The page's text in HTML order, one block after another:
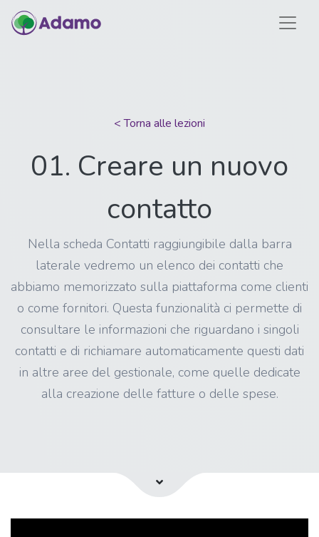
< Torna alle lezioni
01. Creare un nuovo
contatto
Nella scheda Contatti raggiungibile dalla barra
laterale vedremo un elenco dei contatti che
abbiamo memorizzato sulla piattaforma come clienti
o come fornitori. Questa funzionalità ci permette di
consultare le informazioni che riguardano i singoli
contatti e di richiamare automaticamente questi dati
in altre aree del gestionale, come quelle dedicate
alla creazione delle fatture o delle spese.